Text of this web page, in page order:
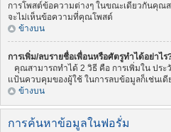
การโพสต์ข้อความต่างๆ ในขณะเดียวกันคุณ
จะไม่เห็นข้อความที่คุณโพสต์
ข้างบน
การเพิ่ม/ลบรายชื่อเพื่อนหรือศัตรูทำได้อย่าไร
คุณสามารถทำได้ 2 วิธี คือ การเพิ่มใน ประ
แป้นควบคุมของผู้ใช้ ในการลบข้อมูลก็เช่นเดี
ข้างบน
การค้นหาข้อมูลในฟอรั่ม